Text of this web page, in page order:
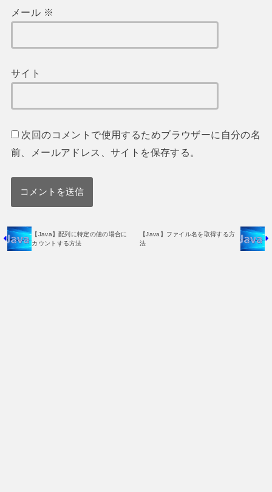
メール ※
サイト
次回のコメントで使用するためブラウザーに自分の名
前、メールアドレス、サイトを保存する。
【Java】配列に特定の値の場合に
カウントする方法
【Java】ファイル名を取得する方
法